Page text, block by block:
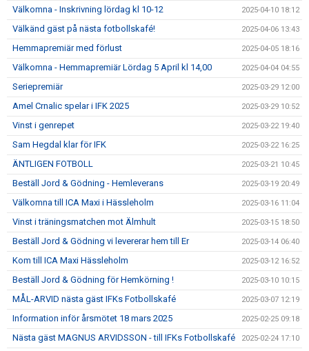
Välkomna - Inskrivning lördag kl 10-12 2025-04-10 18:12
Välkänd gäst på nästa fotbollskafé! 2025-04-06 13:43
Hemmapremiär med förlust 2025-04-05 18:16
Välkomna - Hemmapremiär Lördag 5 April kl 14,00 2025-04-04 04:55
Seriepremiär 2025-03-29 12:00
Amel Crnalic spelar i IFK 2025 2025-03-29 10:52
Vinst i genrepet 2025-03-22 19:40
Sam Hegdal klar för IFK 2025-03-22 16:25
ÄNTLIGEN FOTBOLL 2025-03-21 10:45
Beställ Jord & Gödning - Hemleverans 2025-03-19 20:49
Välkomna till ICA Maxi i Hässleholm 2025-03-16 11:04
Vinst i träningsmatchen mot Älmhult 2025-03-15 18:50
Beställ Jord & Gödning vi levererar hem till Er 2025-03-14 06:40
Kom till ICA Maxi Hässleholm 2025-03-12 16:52
Beställ Jord & Gödning för Hemkörning ! 2025-03-10 10:15
MÅL-ARVID nästa gäst IFKs Fotbollskafé 2025-03-07 12:19
Information inför årsmötet 18 mars 2025 2025-02-25 09:18
Nästa gäst MAGNUS ARVIDSSON - till IFKs Fotbollskafé 2025-02-24 17:10